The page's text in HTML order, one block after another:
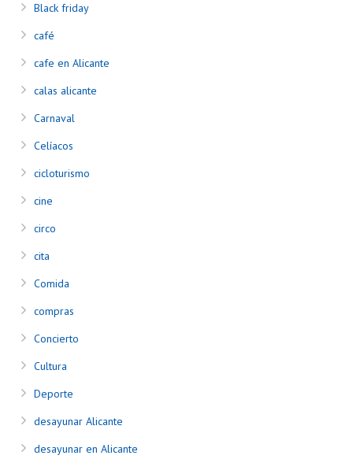
Black friday
café
cafe en Alicante
calas alicante
Carnaval
Celíacos
cicloturismo
cine
circo
cita
Comida
compras
Concierto
Cultura
Deporte
desayunar Alicante
desayunar en Alicante